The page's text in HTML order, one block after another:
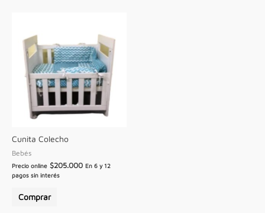
Cunita Colecho
Bebés
Precio online $205.000 En 6 y 12
pagos sin interés
Comprar